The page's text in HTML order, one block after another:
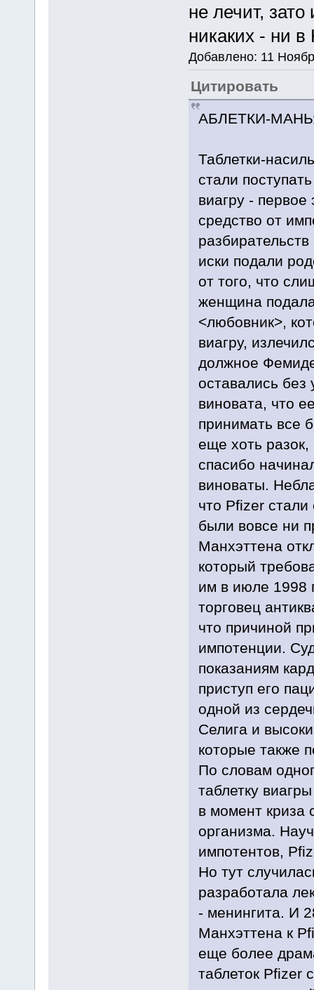
не лечит,
никаких - ни
Добавлено: 11
Цитировать
АБЛЕТКИ-
Таблетки-
стали
виагру -
средство от
иски подали
от того, что
женщина
<любовник>,
виагру,
должное
оставались без
виновата, что
принимать все
еще хоть
спасибо
виноваты.
что Pfizer стали
были вовсе ни
Манхэттена
который
им в июле 1998
торговец
что причиной
импотенции.
показаниям
приступ его
одной из
Селига и
которые также
По словам
таблетку
в момент криза
организма.
импотентов,
Но тут
разработала
- менингита. И
Манхэттена к
еще более
таблеток Pfizer